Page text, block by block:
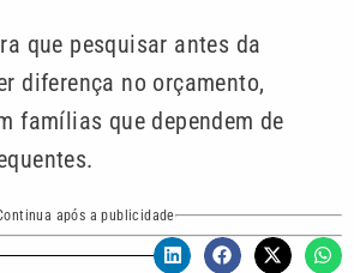
que pesquisar antes da
diferença no orçamento,
famílias que dependem de
após a publicidade